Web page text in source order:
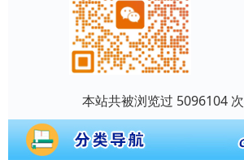
本站共被浏览过 5096104 次